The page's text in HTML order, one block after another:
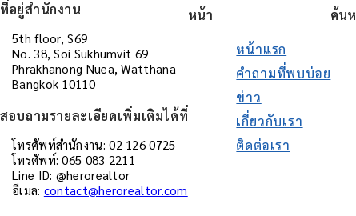
ที่อยู่สำนักงาน
5th floor, S69
No. 38, Soi Sukhumvit 69
Phrakhanong Nuea, Watthana
Bangkok 10110
สอบถามรายละเอียดเพิ่มเติมได้ที่
โทรศัพท์สำนักงาน: 02 126 0725
โทรศัพท์: 065 083 2211
Line ID: @herorealtor
อีเมล: contact@herorealtor.com
หน้า
หน้าแรก
คำถามที่พบบ่อย
ข่าว
เกี่ยวกับเรา
ติดต่อเรา
ค้น